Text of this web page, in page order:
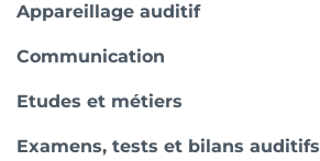
Appareillage auditif
Communication
Etudes et métiers
Examens, tests et bilans auditifs